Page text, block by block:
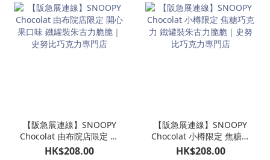
【阪急展連線】SNOOPY
Chocolat 由布院店限定 開
心果口味 鐵罐裝朱古力脆
HK$208.00
【阪急展連線】SNOOPY
Chocolat 小樽限定 焦糖巧
克力 鐵罐裝朱古力脆脆｜
HK$208.00